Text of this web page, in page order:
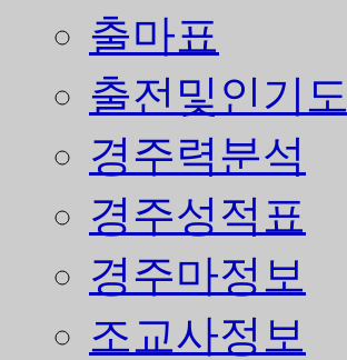
출마표
출전및인기도
경주력분석
경주성적표
경주마정보
조교사정보